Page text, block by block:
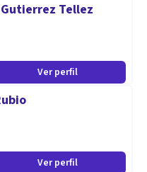
Tellez
Ver perfil
Ver perfil